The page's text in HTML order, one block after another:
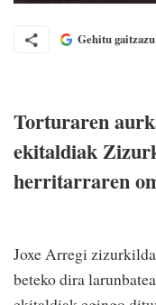
Gehitu
Torturaren
ekitaldiak
herritarraren
Joxe Arregi
beteko dira